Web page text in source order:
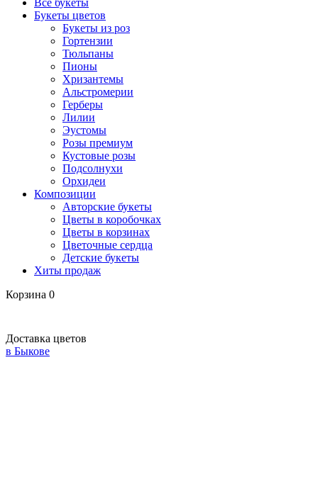
Все букеты
Букеты цветов
Букеты из роз
Гортензии
Тюльпаны
Пионы
Хризантемы
Альстромерии
Герберы
Лилии
Эустомы
Розы премиум
Кустовые розы
Подсолнухи
Орхидеи
Композиции
Авторские букеты
Цветы в коробочках
Цветы в корзинах
Цветочные сердца
Детские букеты
Хиты продаж
Корзина 0
Доставка цветов
в Быкове